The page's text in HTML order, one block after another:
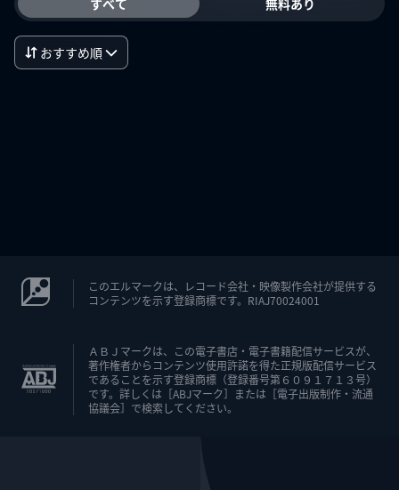
すべて 無料あり
おすすめ順
このエルマークは、レコード会社・映像製作会社が提供する
コンテンツを示す登録商標です。RIAJ70024001
ＡＢＪマークは、この電子書店・電子書籍配信サービスが、
著作権者からコンテンツ使用許諾を得た正規版配信サービス
であることを示す登録商標（登録番号第６０９１７１３号）
です。詳しくは［ABJマーク］または［電子出版制作・流通
協議会］で検索してください。